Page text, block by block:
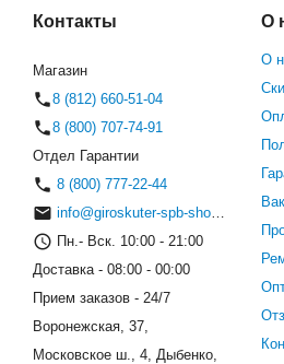
Контакты
Магазин
8 (812) 660-51-04
8 (800) 707-74-91
Отдел Гарантии
8 (800) 777-22-44
info@giroskuter-spb-shop.ru
Пн.- Вск. 10:00 - 21:00
Доставка - 08:00 - 00:00
Прием заказов - 24/7
Воронежская, 37,
Московское ш., 4, Дыбенко,
О
О